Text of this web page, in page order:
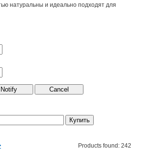
натуральны и идеально подходят для
Products found: 242